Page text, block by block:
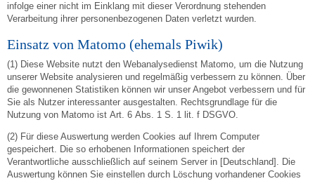
infolge einer nicht im Einklang mit dieser Verordnung stehenden
Verarbeitung ihrer personenbezogenen Daten verletzt wurden.
Einsatz von Matomo (ehemals Piwik)
(1) Diese Website nutzt den Webanalysedienst Matomo, um die Nutzung
unserer Website analysieren und regelmäßig verbessern zu können. Über
die gewonnenen Statistiken können wir unser Angebot verbessern und für
Sie als Nutzer interessanter ausgestalten. Rechtsgrundlage für die
Nutzung von Matomo ist Art. 6 Abs. 1 S. 1 lit. f DSGVO.
(2) Für diese Auswertung werden Cookies auf Ihrem Computer
gespeichert. Die so erhobenen Informationen speichert der
Verantwortliche ausschließlich auf seinem Server in [Deutschland]. Die
Auswertung können Sie einstellen durch Löschung vorhandener Cookies